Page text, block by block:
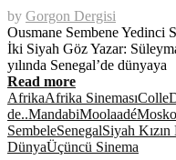
by Gorgon Dergisi
Ousmane Sembene Yedinci
İki Siyah Göz Yazar:
yılında Senegal’de dünyaya
Read more
AfrikaAfrika SinemasıColle
de..MandabiMoolaadé
SembeleSenegalSiyah
DünyaÜçüncü Sinema